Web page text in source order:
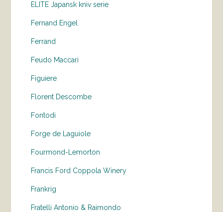
ELITE Japansk kniv serie
Fernand Engel
Ferrand
Feudo Maccari
Figuiere
Florent Descombe
Fontodi
Forge de Laguiole
Fourmond-Lemorton
Francis Ford Coppola Winery
Frankrig
Fratelli Antonio & Raimondo